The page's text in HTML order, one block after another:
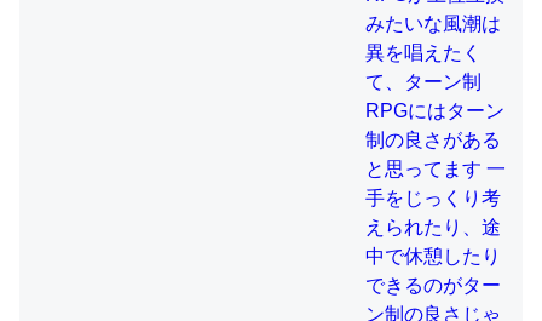
論文では「淡水はカルシウムも酸素も不足してて両方に不
利だから両方が拮抗してるのでは」とあって面白い。海に
いる鋏角類（カブトガニ・ウミグモ）はカルシウムを使わ
ずキチンを強化してる筈だが、酵素が違うのか？
─ニュース :: 【研究発表】昆虫学の大問題＝「昆虫はなぜ海にいな